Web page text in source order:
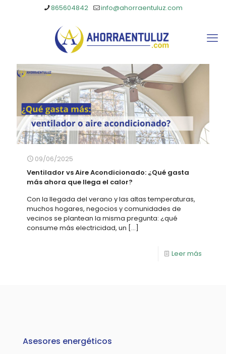
865604842 info@ahorraentuluz.com
09/06/2025
Ventilador vs Aire Acondicionado: ¿Qué gasta
más ahora que llega el calor?
Con la llegada del verano y las altas temperaturas,
muchos hogares, negocios y comunidades de
vecinos se plantean la misma pregunta: ¿qué
consume más electricidad, un […]
Leer más
Asesores energéticos